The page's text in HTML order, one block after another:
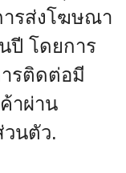
ารส่งโฆษณา
ปี โดยการ
รติดต่อมี
าผ่าน
นตัว.